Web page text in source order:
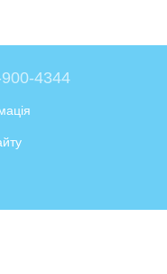
4344